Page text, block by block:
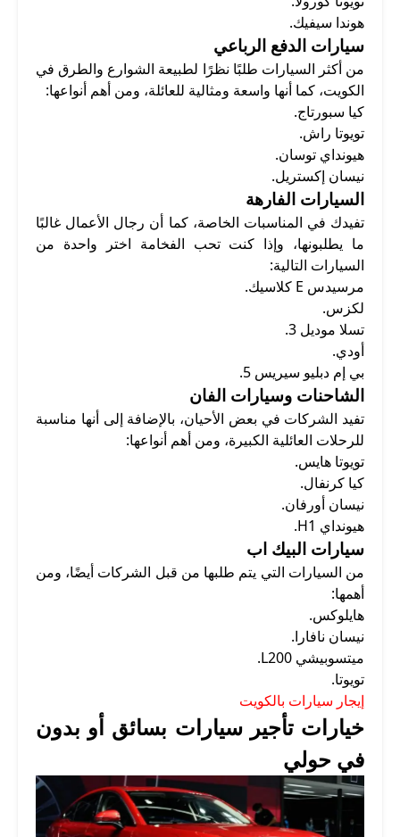
هوندا سيفيك.
سيارات الدفع الرباعي
من أكثر السيارات طلبًا نظرًا لطبيعة الشوارع والطرق في
الكويت، كما أنها واسعة ومثالية للعائلة، ومن أهم أنواعها:
كيا سبورتاج.
تويوتا راش.
هيونداي توسان.
نيسان إكستريل.
السيارات الفارهة
تفيدك في المناسبات الخاصة، كما أن رجال الأعمال غالبًا
ما يطلبونها، وإذا كنت تحب الفخامة اختر واحدة من
السيارات التالية:
مرسيدس E كلاسيك.
لكزس.
تسلا موديل 3.
أودي.
بي إم دبليو سيريس 5.
الشاحنات وسيارات الفان
تفيد الشركات في بعض الأحيان، بالإضافة إلى أنها مناسبة
للرحلات العائلية الكبيرة، ومن أهم أنواعها:
تويوتا هايس.
كيا كرنفال.
نيسان أورفان.
هيونداي H1.
سيارات البيك اب
من السيارات التي يتم طلبها من قبل الشركات أيضًا، ومن
أهمها:
هايلوكس.
نيسان نافارا.
ميتسوبيشي L200.
تويوتا.
إيجار سيارات بالكويت
خيارات تأجير سيارات بسائق أو بدون
في حولي